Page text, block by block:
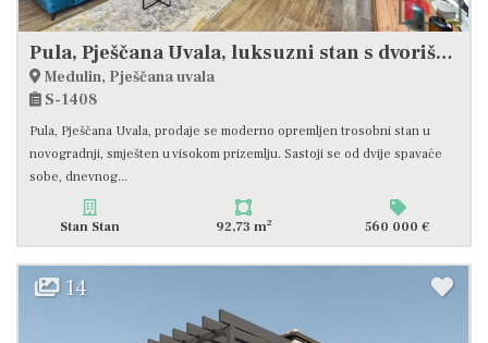
Pula, Pješčana Uvala, luksuzni stan s dvorištem, uz more #prodaja
Medulin, Pješčana uvala
S-1408
Pula, Pješčana Uvala, prodaje se moderno opremljen trosobni stan u
novogradnji, smješten u visokom prizemlju. Sastoji se od dvije spavaće
sobe, dnevnog...
Stan Stan 92,73 m2 560 000 €
14